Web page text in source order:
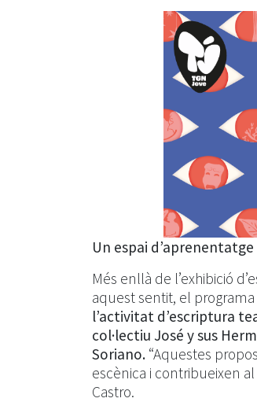
Un espai d’aprenentatge
Més enllà de l’exhibició
aquest sentit, el
l’activitat d’escriptura
col·lectiu José y sus
Soriano. “Aquestes
escènica i contribueixen
Castro.